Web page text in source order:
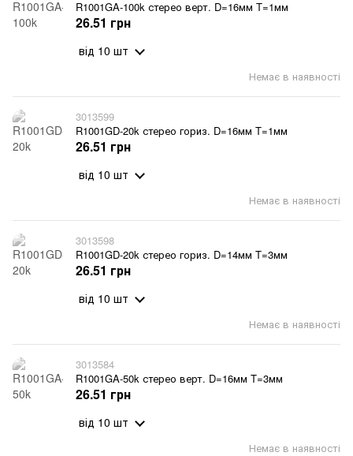
R1001GA-100k стерео верт. D=16мм T=1мм
Немає в наявності
26.51 грн
від 10 шт
3013599
R1001GD-20k стерео гориз. D=16мм T=1мм
Немає в наявності
26.51 грн
від 10 шт
3013598
R1001GD-20k стерео гориз. D=14мм T=3мм
Немає в наявності
26.51 грн
від 10 шт
3013584
R1001GA-50k стерео верт. D=16мм T=3мм
Немає в наявності
26.51 грн
від 10 шт